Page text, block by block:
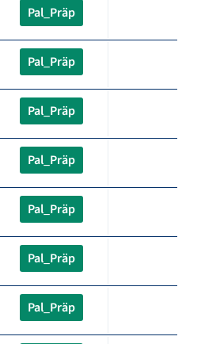
Pal_Präp
Pal_Präp
Pal_Präp
Pal_Präp
Pal_Präp
Pal_Präp
Pal_Präp